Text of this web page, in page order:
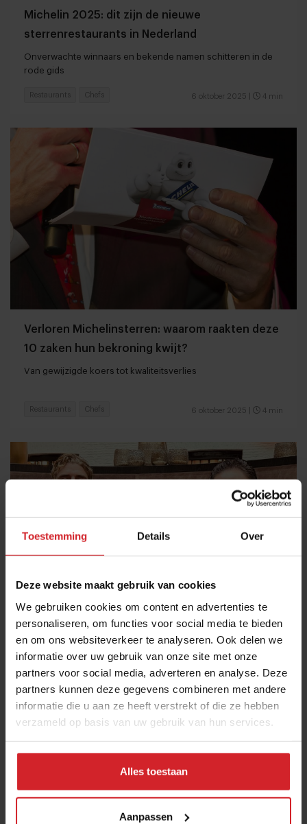
Toestemming Details Over
Deze website maakt gebruik van cookies
We gebruiken cookies om content en advertenties te
personaliseren, om functies voor social media te bieden
en om ons websiteverkeer te analyseren. Ook delen we
informatie over uw gebruik van onze site met onze
partners voor social media, adverteren en analyse. Deze
partners kunnen deze gegevens combineren met andere
informatie die u aan ze heeft verstrekt of die ze hebben
verzameld op basis van uw gebruik van hun services.
Alles toestaan
Aanpassen
Michelin 2025: dit zijn de nieuwe
sterrenrestaurants in Nederland
Onverwachte winnaars en bekende namen schitteren in de
rode gids
6 oktober 2025 4 min
Restaurants Chefs
Verloren Michelinsterren: waarom raakten deze
10 zaken hun bekroning kwijt?
Van gewijzigde koers tot kwaliteitsverlies
6 oktober 2025 4 min
Restaurants Chefs
De Librije behoudt drie Michelinsterren
Tranen, trots en nalatenschap van Jonnie Boer
6 oktober 2025| 4 min
Gastronomie Chefs